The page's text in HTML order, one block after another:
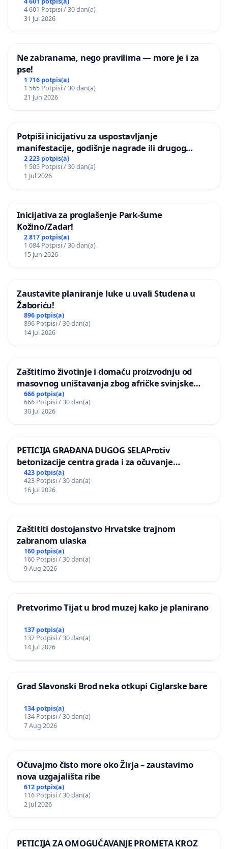
Grada Zagreba
4 601 Potpisi / 30 dan(a)
31 Jul 2026
Ne zabranama, nego pravilima — more je i za
pse!
1 716 potpis(a)
1 565 Potpisi / 30 dan(a)
21 Jun 2026
Potpiši inicijativu za uspostavljanje
manifestacije, godišnje nagrade ili drugog
javnog događaja „Edin Avdić“ u Sarajevu
2 223 potpis(a)
1 505 Potpisi / 30 dan(a)
1 Jul 2026
Inicijativa za proglašenje Park-šume
Kožino/Zadar!
2 817 potpis(a)
1 084 Potpisi / 30 dan(a)
15 Jun 2026
Zaustavite planiranje luke u uvali Studena u
Žaboriću!
896 potpis(a)
896 Potpisi / 30 dan(a)
14 Jul 2026
Zaštitimo životinje i domaću proizvodnju od
masovnog uništavanja zbog afričke svinjske
kuge
666 potpis(a)
666 Potpisi / 30 dan(a)
30 Jul 2026
PETICIJA GRAĐANA DUGOG SELAProtiv
betonizacije centra grada i za očuvanje
postojećih zelenih površina i odraslih stabala pri
donošenju izmjena urbanističkog plana
423 potpis(a)
423 Potpisi / 30 dan(a)
16 Jul 2026
Zaštititi dostojanstvo Hrvatske trajnom
zabranom ulaska
160 potpis(a)
160 Potpisi / 30 dan(a)
9 Aug 2026
Pretvorimo Tijat u brod muzej kako je planirano
137 potpis(a)
137 Potpisi / 30 dan(a)
14 Jul 2026
Grad Slavonski Brod neka otkupi Ciglarske bare
134 potpis(a)
134 Potpisi / 30 dan(a)
7 Aug 2026
Očuvajmo čisto more oko Žirja – zaustavimo
nova uzgajališta ribe
612 potpis(a)
116 Potpisi / 30 dan(a)
2 Jul 2026
PETICIJA ZA OMOGUĆAVANJE PROMETA KROZ